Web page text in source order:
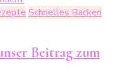
Schnelles Backen
Beitrag zum